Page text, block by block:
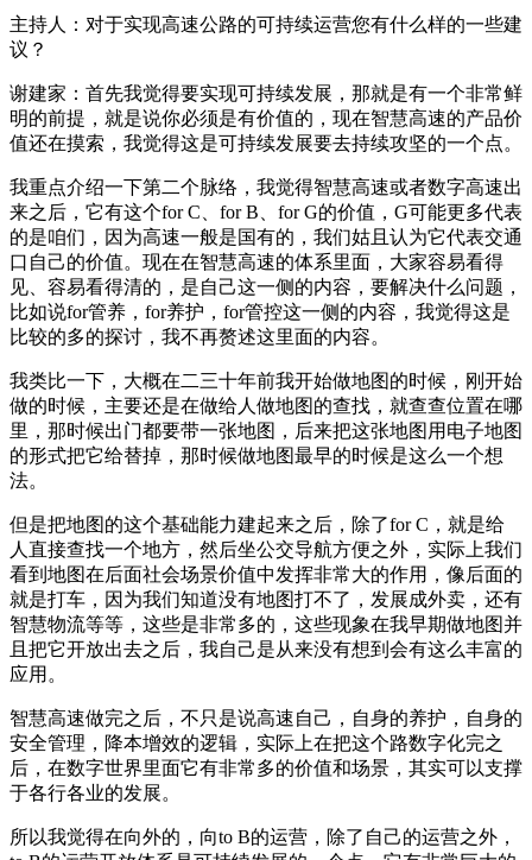
主持人：对于实现高速公路的可持续运营您有什么样的一些建
议？
谢建家：首先我觉得要实现可持续发展，那就是有一个非常鲜
明的前提，就是说你必须是有价值的，现在智慧高速的产品价
值还在摸索，我觉得这是可持续发展要去持续攻坚的一个点。
我重点介绍一下第二个脉络，我觉得智慧高速或者数字高速出
来之后，它有这个for C、for B、for G的价值，G可能更多代表
的是咱们，因为高速一般是国有的，我们姑且认为它代表交通
口自己的价值。现在在智慧高速的体系里面，大家容易看得
见、容易看得清的，是自己这一侧的内容，要解决什么问题，
比如说for管养，for养护，for管控这一侧的内容，我觉得这是
比较的多的探讨，我不再赘述这里面的内容。
我类比一下，大概在二三十年前我开始做地图的时候，刚开始
做的时候，主要还是在做给人做地图的查找，就查查位置在哪
里，那时候出门都要带一张地图，后来把这张地图用电子地图
的形式把它给替掉，那时候做地图最早的时候是这么一个想
法。
但是把地图的这个基础能力建起来之后，除了for C，就是给
人直接查找一个地方，然后坐公交导航方便之外，实际上我们
看到地图在后面社会场景价值中发挥非常大的作用，像后面的
就是打车，因为我们知道没有地图打不了，发展成外卖，还有
智慧物流等等，这些是非常多的，这些现象在我早期做地图并
且把它开放出去之后，我自己是从来没有想到会有这么丰富的
应用。
智慧高速做完之后，不只是说高速自己，自身的养护，自身的
安全管理，降本增效的逻辑，实际上在把这个路数字化完之
后，在数字世界里面它有非常多的价值和场景，其实可以支撑
于各行各业的发展。
所以我觉得在向外的，向to B的运营，除了自己的运营之外，